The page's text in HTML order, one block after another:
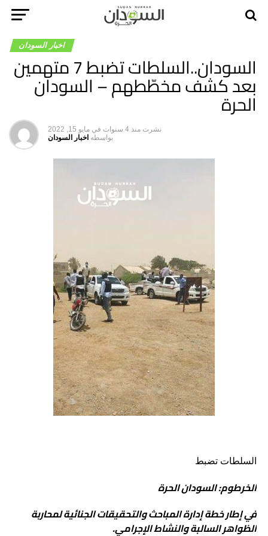
اخبار السودان
السودان..السلطات تضبط 7 متهمين
بعد كشف مخطّطهم – السودان
الحرة
نشرت منذ 4 سنوات في مايو 15, 2022
بواسطه اخبار السودان
السلطات تضبط
الخرطوم: السودان الحرة
في إطار خطة إدارة المباحث والتحقيقات الجنائية لمحاربة
الظواهر السالبة والنشاط الإجرامي.